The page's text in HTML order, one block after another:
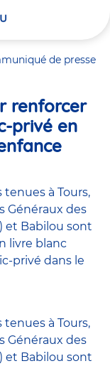
de presse
renforcer
privé en
tenues à Tours,
Généraux des
et Babilou sont
livre blanc
privé dans le
tenues à Tours,
Généraux des
et Babilou sont